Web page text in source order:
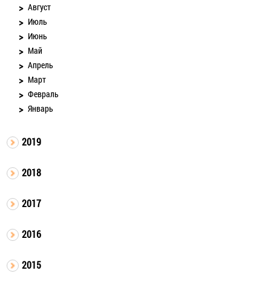
Август
Июль
Июнь
Май
Апрель
Март
Февраль
Январь
2019
2018
2017
2016
2015